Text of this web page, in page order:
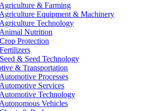
Agriculture & Farming
Agriculture Equipment & Machinery
Agriculture Technology
Animal Nutrition
Crop Protection
Fertilizers
Seed & Seed Technology
& Transportation
Automotive Processes
Automotive Services
Automotive Technology
Autonomous Vehicles